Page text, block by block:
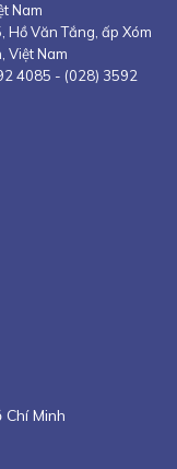
Nam
Hồ Văn Tắng, ấp Xóm
Việt Nam
4085 - (028) 3592
Minh